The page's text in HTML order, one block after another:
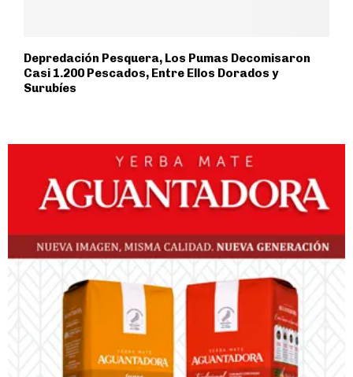
Depredación Pesquera, Los Pumas Decomisaron
Casi 1.200 Pescados, Entre Ellos Dorados y
Surubíes